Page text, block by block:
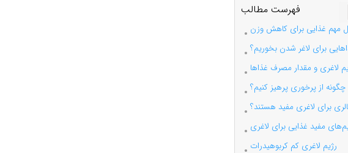
فهرست مطالب
مهم غذایی برای کاهش وزن
برای لاغر شدن بخوریم؟
لاغری و مقدار مصرف غذاها
چگونه از پرخوری پرهیز کنیم؟
برای لاغری مفید هستند؟
مفید غذایی برای لاغری
رژیم لاغری کم کربوهیدرات